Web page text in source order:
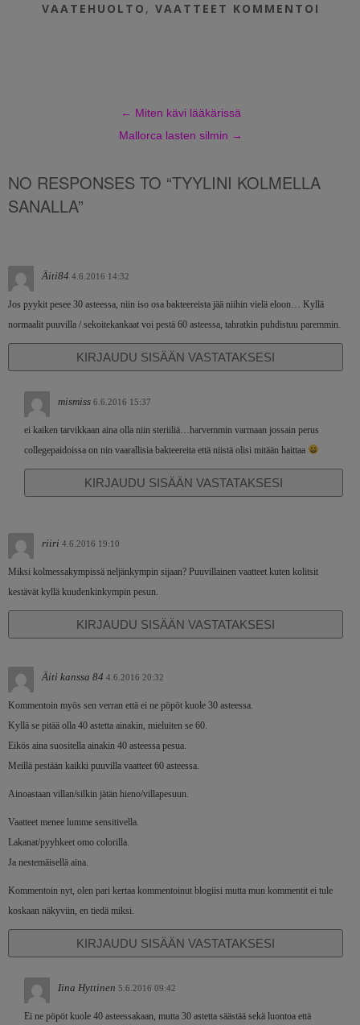
VAATEHUOLTO , VAATTEET KOMMENTOI
← Miten kävi lääkärissä
Mallorca lasten silmin →
NO RESPONSES TO “TYYLINI KOLMELLA
SANALLA”
Äiti84 4.6.2016 14:32
Jos pyykit pesee 30 asteessa, niin iso osa bakteereista jää niihin vielä eloon… Kyllä
normaalit puuvilla / sekoitekankaat voi pestä 60 asteessa, tahratkin puhdistuu paremmin.
KIRJAUDU SISÄÄN VASTATAKSESI
mismiss 6.6.2016 15:37
ei kaiken tarvikkaan aina olla niin steriiliä…harvemmin varmaan jossain perus
collegepaidoissa on nin vaarallisia bakteereita että niistä olisi mitään haittaa
KIRJAUDU SISÄÄN VASTATAKSESI
riiri 4.6.2016 19:10
Miksi kolmessakympissä neljänkympin sijaan? Puuvillainen vaatteet kuten kolitsit
kestävät kyllä kuudenkinkympin pesun.
KIRJAUDU SISÄÄN VASTATAKSESI
Äiti kanssa 84 4.6.2016 20:32
Kommentoin myös sen verran että ei ne pöpöt kuole 30 asteessa.
Kyllä se pitää olla 40 astetta ainakin, mieluiten se 60.
Eikös aina suositella ainakin 40 asteessa pesua.
Meillä pestään kaikki puuvilla vaatteet 60 asteessa.
Ainoastaan villan/silkin jätän hieno/villapesuun.
Vaatteet menee lumme sensitivella.
Lakanat/pyyhkeet omo colorilla.
Ja nestemäisellä aina.
Kommentoin nyt, olen pari kertaa kommentoinut blogiisi mutta mun kommentit ei tule
koskaan näkyviin, en tiedä miksi.
KIRJAUDU SISÄÄN VASTATAKSESI
Iina Hyttinen 5.6.2016 09:42
Ei ne pöpöt kuole 40 asteessakaan, mutta 30 astetta säästää sekä luontoa että